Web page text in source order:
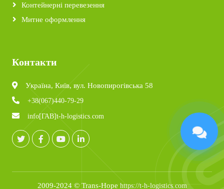
Контейнерні перевезення
Митне оформлення
Контакти
Україна, Київ, вул. Новопирогівська 58
+38(067)440-79-29
info[ГАВ]t-h-logistics.com
2009-2024 © Trans-Hopehttps://t-h-logistics.com